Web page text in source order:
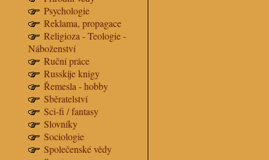
Psychologie
Reklama, propagace
Religioza - Teologie -
Náboženství
Ruční práce
Russkije knigy
Řemesla - hobby
Sběratelství
Sci-fi / fantasy
Slovníky
Sociologie
Společenské vědy